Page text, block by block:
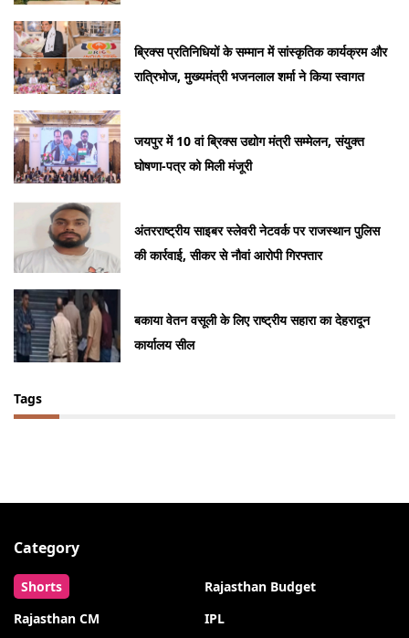
ब्रिक्स प्रतिनिधियों के सम्मान में सांस्कृतिक कार्यक्रम और
रात्रिभोज, मुख्यमंत्री भजनलाल शर्मा ने किया स्वागत
जयपुर में 10 वां ब्रिक्स उद्योग मंत्री सम्मेलन, संयुक्त
घोषणा-पत्र को मिली मंजूरी
अंतरराष्ट्रीय साइबर स्लेवरी नेटवर्क पर राजस्थान पुलिस
की कार्रवाई, सीकर से नौवां आरोपी गिरफ्तार
बकाया वेतन वसूली के लिए राष्ट्रीय सहारा का देहरादून
कार्यालय सील
Tags
Category
Shorts
Rajasthan Budget
Rajasthan CM
IPL